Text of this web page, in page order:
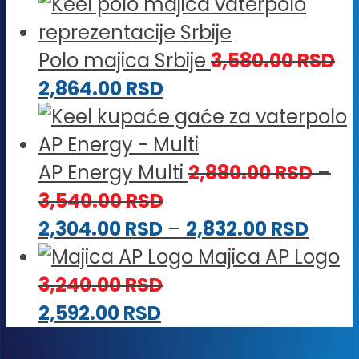
Polo majica Srbije 3,580.00RSD
2,864.00RSD
AP Energy Multi 2,880.00RSD–
3,540.00RSDRaspon
cena:
od
2,304.00RSD – 2,832.00RSD
Majica AP Logo
3,240.00RSD
2,592.00RSD